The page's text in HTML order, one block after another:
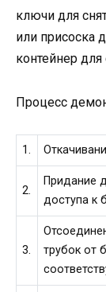
ключи для
или присоска
контейнер
Процесс
1.
2.
Придание
доступа к
3.
трубок от